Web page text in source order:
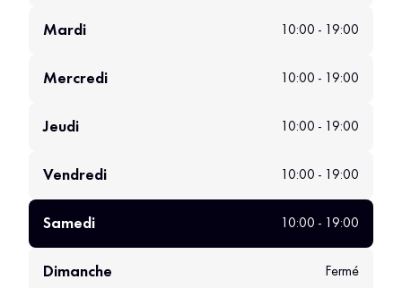
Mardi 10:00 - 19:00
Mercredi 10:00 - 19:00
Jeudi 10:00 - 19:00
Vendredi 10:00 - 19:00
Samedi 10:00 - 19:00
Dimanche Fermé